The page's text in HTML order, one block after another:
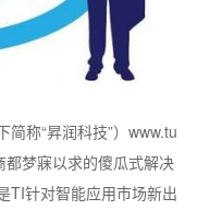
称“昇润科技”）www.tu
梦寐以求的傻瓜式解决
TI针对智能应用市场新出